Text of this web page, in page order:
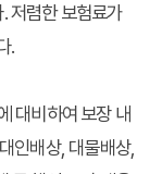
저렴한 보험료가
.
대비하여 보장 내
인배상, 대물배상,